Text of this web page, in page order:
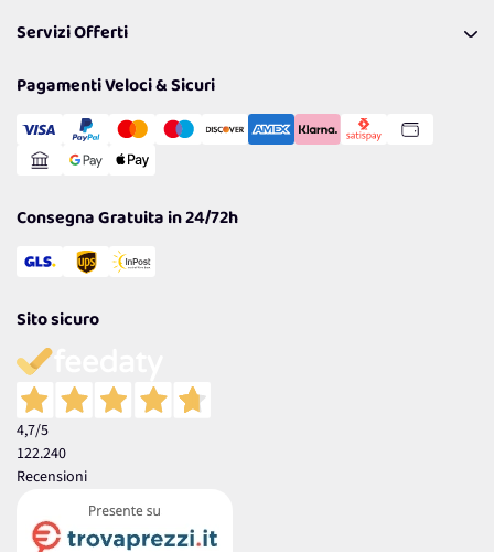
Politiche per la parità di genere
Resi
Spedizioni
Cookie Policy
Gestisci Cookie
Servizi Offerti
Reso Facile e Veloce
Pagamenti Veloci & Sicuri
Consegna Gratuita in 24/72h
Sito sicuro
4,7/5
122.240
Recensioni